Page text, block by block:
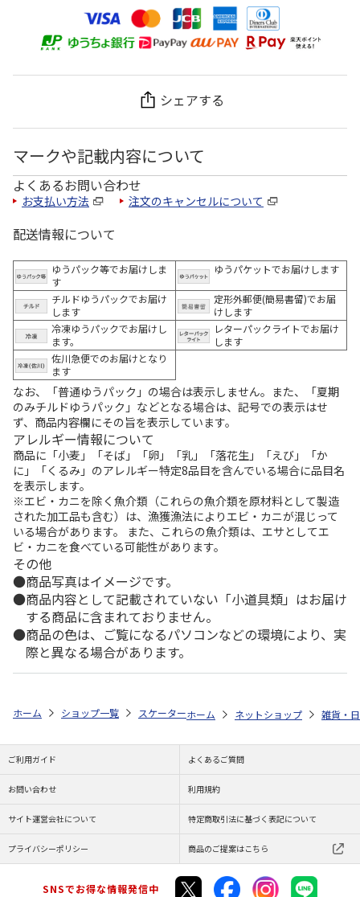
シェアする
マークや記載内容について
よくあるお問い合わせ
お支払い方法 注文のキャンセルについて
配送情報について
ゆうパック等でお届けしま
す
ゆうパケットでお届けします
チルドゆうパックでお届け
します
定形外郵便(簡易書留)でお届
けします
冷凍ゆうパックでお届けし
ます。
レターパックライトでお届け
します
佐川急便でのお届けとなり
ます
なお、「普通ゆうパック」の場合は表示しません。また、「夏期
のみチルドゆうパック」などとなる場合は、記号での表示はせ
ず、商品内容欄にその旨を表示しています。
アレルギー情報について
商品に「小麦」「そば」「卵」「乳」「落花生」「えび」「か
に」「くるみ」のアレルギー特定8品目を含んでいる場合に品目名
を表示します。
※エビ・カニを除く魚介類（これらの魚介類を原材料として製造
された加工品も含む）は、漁獲漁法によりエビ・カニが混じって
いる場合があります。 また、これらの魚介類は、エサとしてエ
ビ・カニを食べている可能性があります。
その他
商品写真はイメージです。
商品内容として記載されていない「小道具類」はお届け
する商品に含まれておりません。
商品の色は、ご覧になるパソコンなどの環境により、実
際と異なる場合があります。
ホーム ショップ一覧 スケーター ラク軽弁当箱 (M) Minecraft
ホーム ネットショップ 雑貨・
ご利用ガイド よくあるご質問
お問い合わせ 利用規約
サイト運営会社について 特定商取引法に基づく表記について
プライバシーポリシー 商品のご提案はこちら
SNSでお得な情報発信中